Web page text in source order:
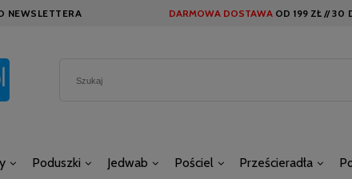
NEWSLETTERA DARMOWA DOSTAWA OD 199 ZŁ //30
Poduszki Jedwab Pościel Prześcieradła